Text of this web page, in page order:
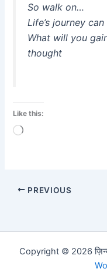
So walk on…
Life’s journey
What will you
thought
Like this:
Loading…
PREVIOUS
Copyright © 2026